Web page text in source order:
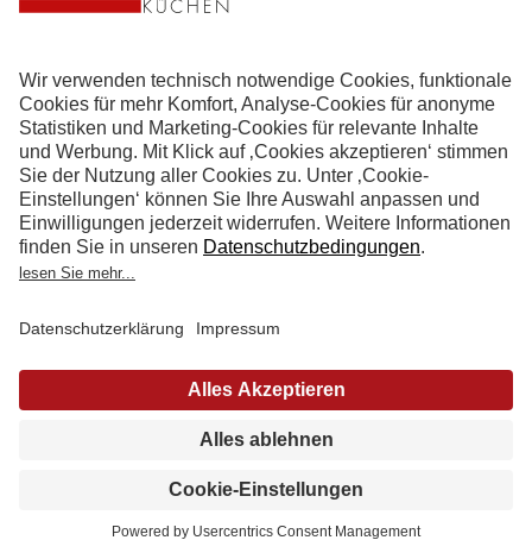
vereinbaren
anfordern
finden
ZUM ARTIKEL
BLUMENKOHL MIT PARMESAN
(4)
schnelle, leichte Gerichte der perfekte
Begleiter sind. Wussten Sie schon, dass